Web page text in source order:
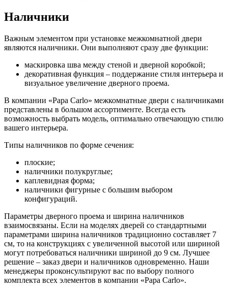
Наличники
Важным элементом при установке межкомнатной двери
являются наличники. Они выполняют сразу две функции:
маскировка шва между стеной и дверной коробкой;
декоративная функция – поддержание стиля интерьера и
визуальное увеличение дверного проема.
В компании «Papa Carlo» межкомнатные двери с наличниками
представлены в большом ассортименте. Всегда есть
возможность выбрать модель, оптимально отвечающую стилю
вашего интерьера.
Типы наличников по форме сечения:
плоские;
наличники полукруглые;
каплевидная форма;
наличники фигурные с большим выбором
конфигураций.
Параметры дверного проема и ширина наличников
взаимосвязаны. Если на моделях дверей со стандартными
параметрами ширина наличников традиционно составляет 7
см, то на конструкциях с увеличенной высотой или шириной
могут потребоваться наличники шириной до 9 см. Лучшее
решение – заказ двери и наличников одновременно. Наши
менеджеры проконсультируют вас по выбору полного
комплекта всех элементов в компании «Papa Carlo».